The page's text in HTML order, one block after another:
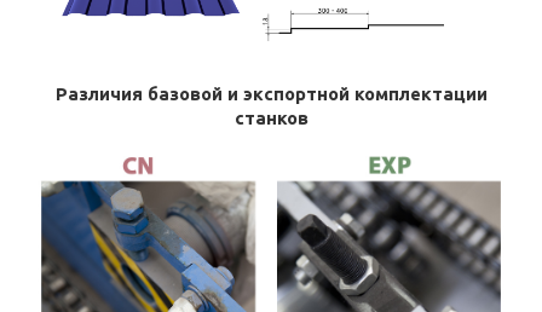
Различия базовой и экспортной комплектации
станков